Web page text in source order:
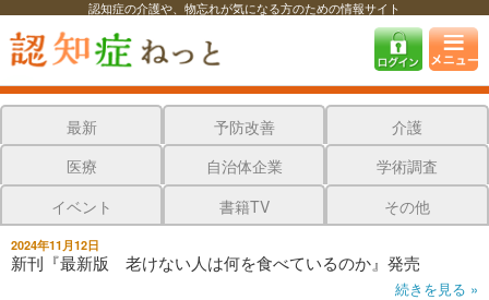
認知症の介護や、物忘れが気になる方のための情報サイト
認知症ねっと 認知症最新ニュース
認知症最新ニュース
最新 予防改善
介護
医療
自治体企業
学術調査
イベント
書籍TV その他
2024年11月12日
新刊『最新版 老けない人は何を食べているのか』発売
続きを見る »